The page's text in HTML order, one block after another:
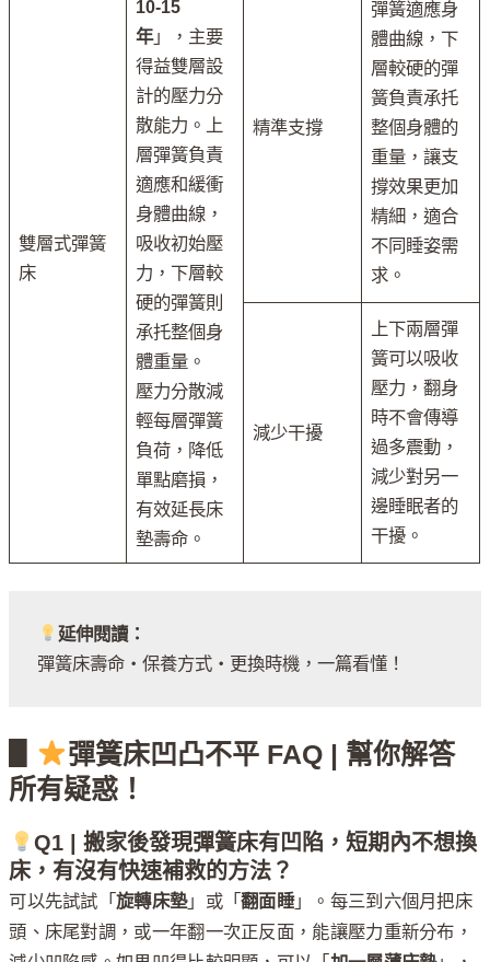
雙層式彈簧
床
10-15
年」，主要
得益雙層設
計的壓力分
散能力。上
層彈簧負責
適應和緩衝
身體曲線，
吸收初始壓
力，下層較
硬的彈簧則
承托整個身
體重量。
壓力分散減
輕每層彈簧
負荷，降低
單點磨損，
有效延長床
墊壽命。
精準支撐
彈簧適應身
體曲線，下
層較硬的彈
簧負責承托
整個身體的
重量，讓支
撐效果更加
精細，適合
不同睡姿需
求。
減少干擾
上下兩層彈
簧可以吸收
壓力，翻身
時不會傳導
過多震動，
減少對另一
邊睡眠者的
干擾。
延伸閱讀：
彈簧床壽命・保養方式・更換時機，一篇看懂！
彈簧床凹凸不平 FAQ | 幫你解答
所有疑惑！
Q1 | 搬家後發現彈簧床有凹陷，短期內不想換
床，有沒有快速補救的方法？
可以先試試「旋轉床墊」或「翻面睡」。每三到六個月把床
頭、床尾對調，或一年翻一次正反面，能讓壓力重新分布，